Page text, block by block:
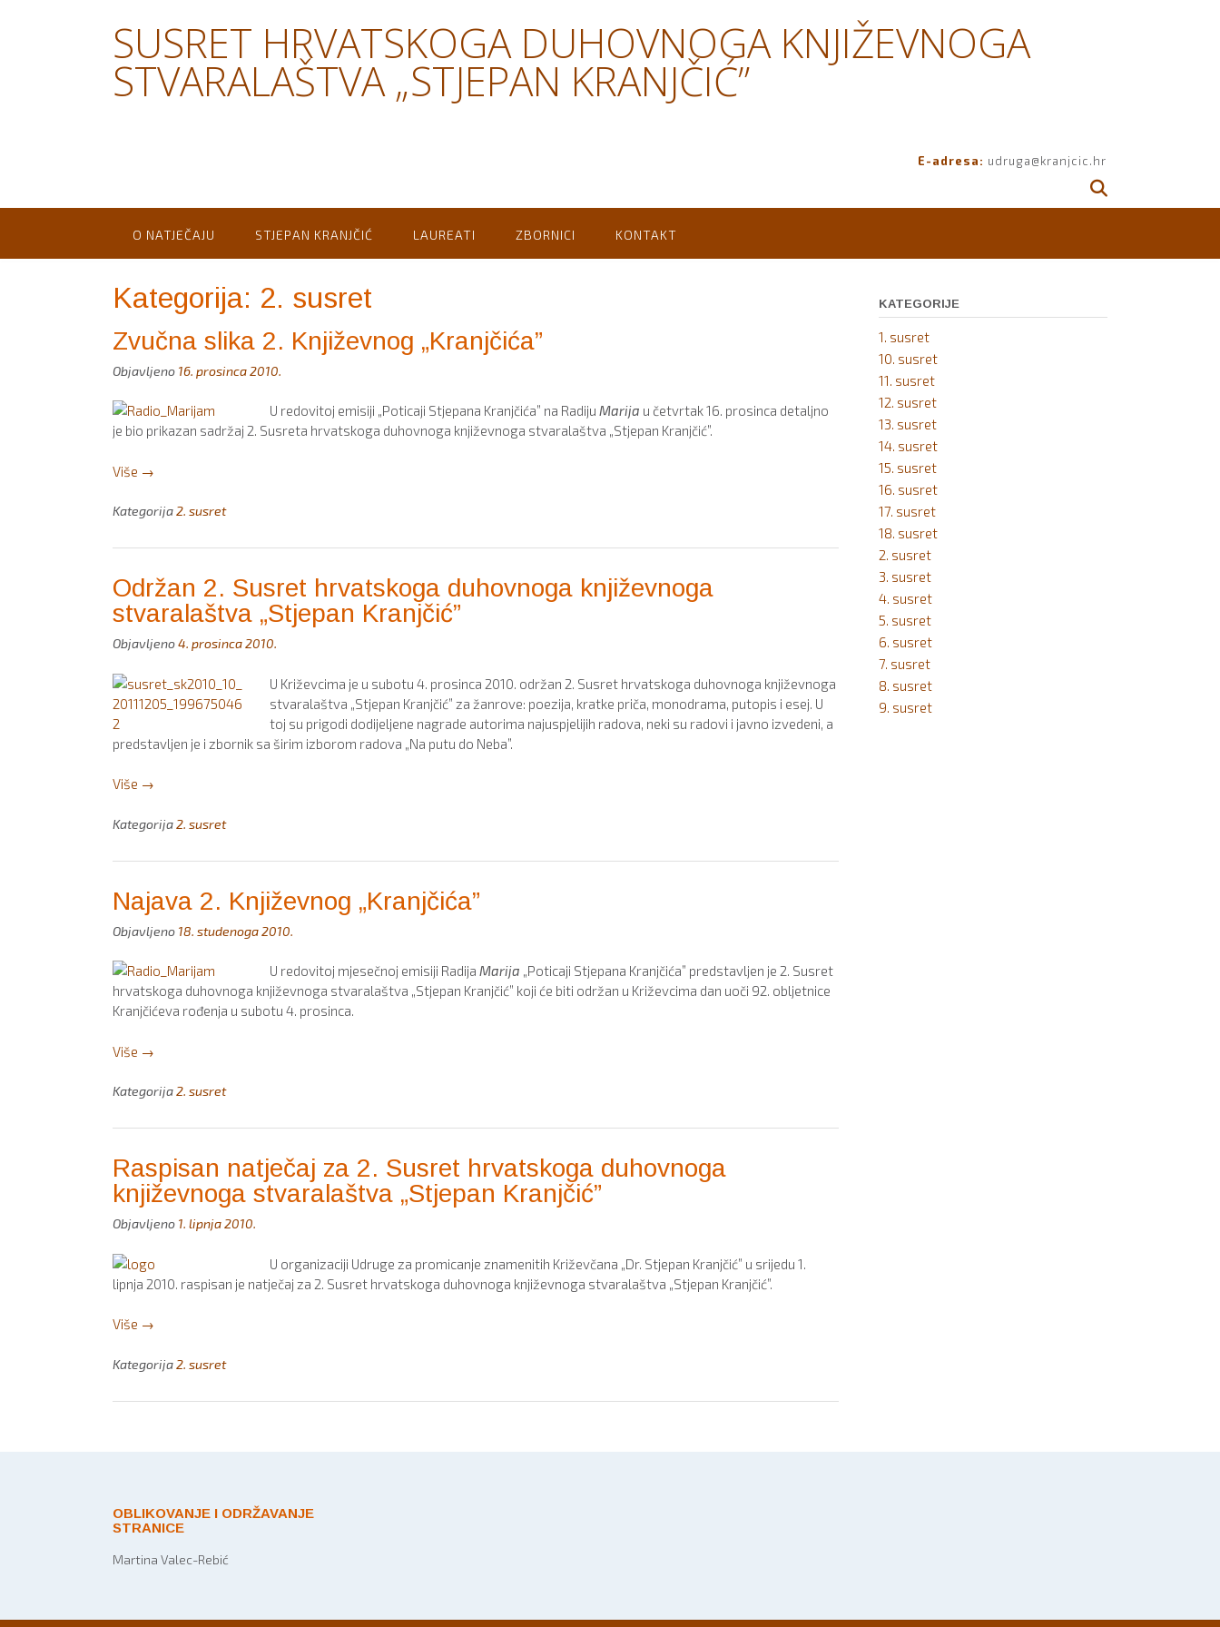
SUSRET HRVATSKOGA DUHOVNOGA KNJIŽEVNOGA
STVARALAŠTVA „STJEPAN KRANJČIĆ”
E-adresa: udruga@kranjcic.hr
O NATJEČAJU STJEPAN KRANJČIĆ LAUREATI ZBORNICI KONTAKT
Kategorija: 2. susret
Zvučna slika 2. Književnog „Kranjčića”
Objavljeno 16. prosinca 2010.
U redovitoj emisiji „Poticaji Stjepana Kranjčića” na Radiju Marija u četvrtak 16. prosinca detaljno
je bio prikazan sadržaj 2. Susreta hrvatskoga duhovnoga književnoga stvaralaštva „Stjepan Kranjčić”.
Više “Zvučna
2.
„Kranjčića””
→
Kategorija2. susret
Održan 2. Susret hrvatskoga duhovnoga književnoga
stvaralaštva „Stjepan Kranjčić”
Objavljeno4. prosinca 2010.
U Križevcima je u subotu 4. prosinca 2010. održan 2. Susret hrvatskoga duhovnoga književnoga
stvaralaštva „Stjepan Kranjčić” za žanrove: poezija, kratke priča, monodrama, putopis i esej. U
toj su prigodi dodijeljene nagrade autorima najuspjelijih radova, neki su radovi i javno izvedeni, a
predstavljen je i zbornik sa širim izborom radova „Na putu do Neba”.
Više “Održan
Susret
duhovnoga
stvaralaštva
Kranjčić””
→
Kategorija2. susret
Najava 2. Književnog „Kranjčića”
Objavljeno 18. studenoga 2010.
U redovitoj mjesečnoj emisiji Radija Marija „Poticaji Stjepana Kranjčića” predstavljen je 2. Susret
hrvatskoga duhovnoga književnoga stvaralaštva „Stjepan Kranjčić” koji će biti održan u Križevcima dan uoči 92. obljetnice
Kranjčićeva rođenja u subotu 4. prosinca.
Više “Najava
Književnog
→
Kategorija2. susret
Raspisan natječaj za 2. Susret hrvatskoga duhovnoga
književnoga stvaralaštva „Stjepan Kranjčić”
Objavljeno 1. lipnja 2010.
U organizaciji Udruge za promicanje znamenitih Križevčana „Dr. Stjepan Kranjčić” u srijedu 1.
lipnja 2010. raspisan je natječaj za 2. Susret hrvatskoga duhovnoga književnoga stvaralaštva „Stjepan Kranjčić”.
Više “Raspisan
za
Susret
Kranjčić””
→
Kategorija2. susret
KATEGORIJE
1. susret
10. susret
11. susret
12. susret
13. susret
14. susret
15. susret
16. susret
17. susret
18. susret
2. susret
3. susret
4. susret
5. susret
6. susret
7. susret
8. susret
9. susret
OBLIKOVANJE I ODRŽAVANJE
STRANICE
Martina Valec-Rebić